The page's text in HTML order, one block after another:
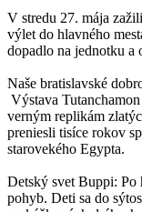
V stredu 27. mája
výlet do hlavného
dopadlo na jednotku a
Naše bratislavské
Výstava
verným replikám
preniesli tisíce rokov
starovekého Egypta.
Detský svet Buppi: Po
pohyb. Deti sa do